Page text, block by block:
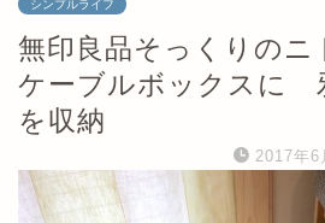
シンプルライフ
無印良品そっくりのニ
ケーブルボックスに
を収納
2017年6